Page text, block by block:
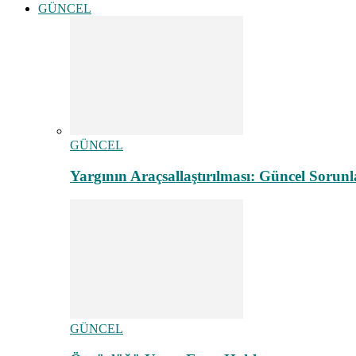
GÜNCEL
GÜNCEL
Yargının Araçsallaştırılması: Güncel
GÜNCEL